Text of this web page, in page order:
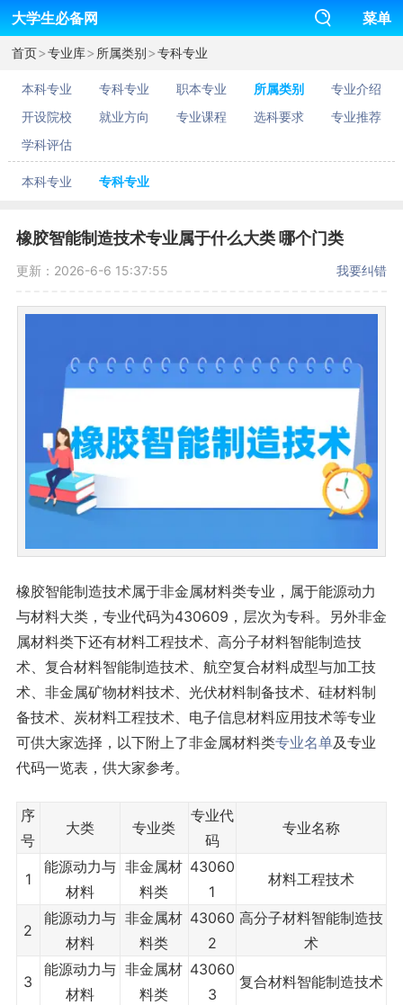
大学生必备网 菜单
首页>专业库>所属类别>专科专业
本科专业 专科专业 职本专业 所属类别
专业介绍
开设院校
就业方向 专业课程 选科要求
专业推荐
学科评估
本科专业 专科专业
橡胶智能制造技术专业属于什么大类 哪个门类
更新：2026-6-6 15:37:55 我要纠错
橡胶智能制造技术属于非金属材料类专业，属于能源动力
与材料大类，专业代码为430609，层次为专科。另外非金
属材料类下还有材料工程技术、高分子材料智能制造技
术、复合材料智能制造技术、航空复合材料成型与加工技
术、非金属矿物材料技术、光伏材料制备技术、硅材料制
备技术、炭材料工程技术、电子信息材料应用技术等专业
可供大家选择，以下附上了非金属材料类专业名单及专业
代码一览表，供大家参考。
序
号
大类 专业类
专业代
码
专业名称
1
能源动力与
材料
非金属材
料类
43060
1
材料工程技术
2
能源动力与
材料
非金属材
料类
43060
2
高分子材料智能制造技
术
3
能源动力与
材料
非金属材
料类
43060
3
复合材料智能制造技术